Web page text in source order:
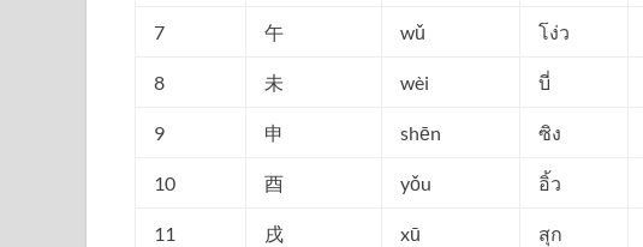
7 午 wǔ โง่ว
8 未 wèi บี่
9 申 shēn ซิง
10 酉 yǒu อิ้ว
11 戌 xū สุก